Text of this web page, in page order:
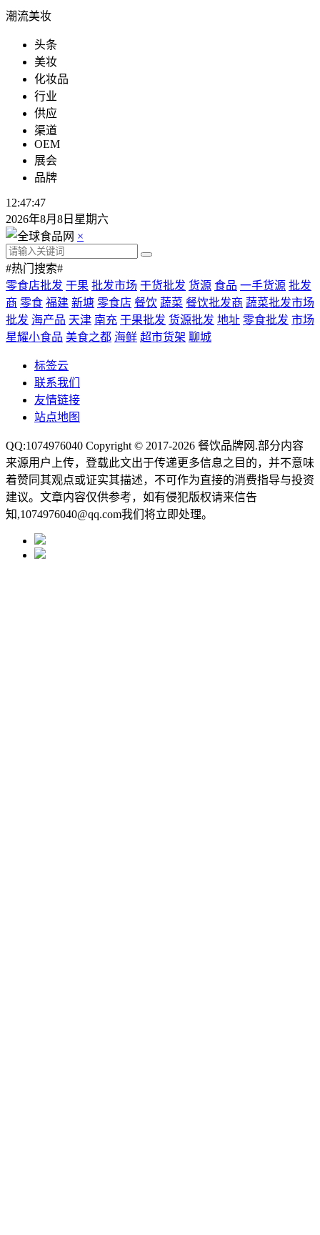
潮流美妆
头条
美妆
化妆品
行业
供应
渠道
OEM
展会
品牌
12:47:49
2026年8月8日星期六
×
#热门搜索#
零食店批发 干果 批发市场 干货批发 货源 食品 一手货源 批发
商 零食 福建 新塘 零食店 餐饮 蔬菜 餐饮批发商 蔬菜批发市场
批发 海产品 天津 南充 干果批发 货源批发 地址 零食批发 市场
星耀小食品 美食之都 海鲜 超市货架 聊城
标签云
联系我们
友情链接
站点地图
QQ:1074976040 Copyright © 2017-2026 餐饮品牌网 .部分内容
来源用户上传，登载此文出于传递更多信息之目的，并不意味
着赞同其观点或证实其描述，不可作为直接的消费指导与投资
建议。文章内容仅供参考，如有侵犯版权请来信告
知,1074976040@qq.com我们将立即处理。